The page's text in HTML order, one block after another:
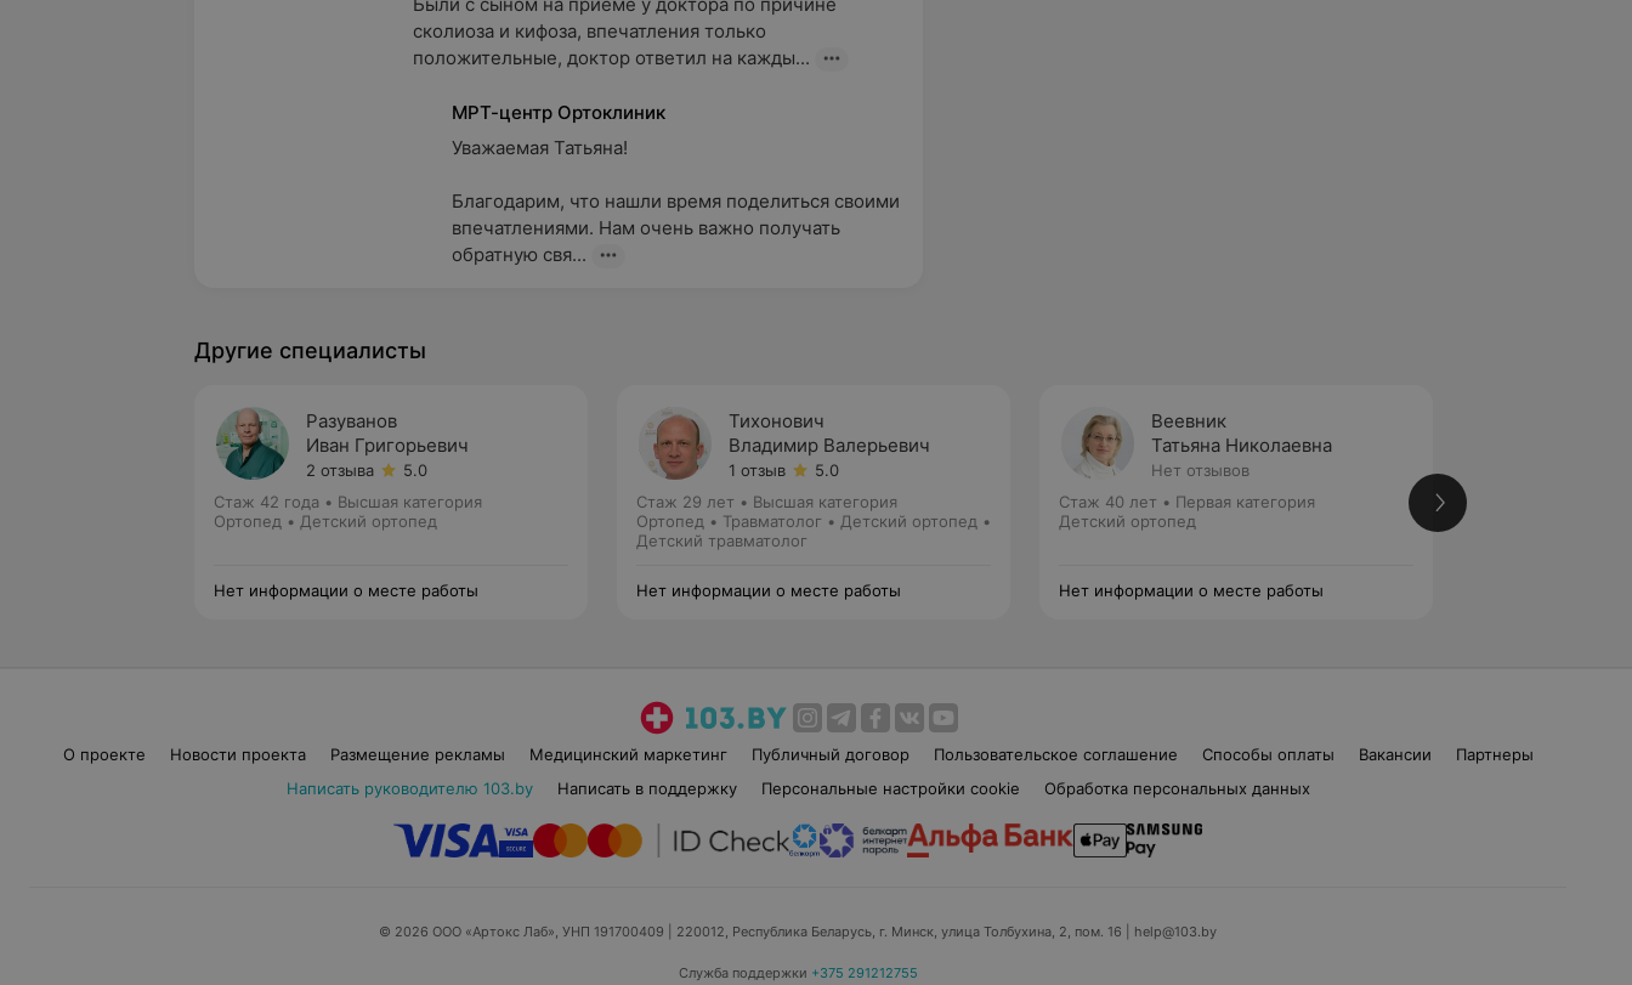
сколиоза и кифоза, впечатления только
положительные, доктор ответил на кажды...
МРТ-центр Ортоклиник
Уважаемая Татьяна!
Благодарим, что нашли время поделиться своими
впечатлениями. Нам очень важно получать
обратную свя...
Другие специалисты
Разуванов
Иван Григорьевич
2 отзыва
5.0
Стаж 42 года • Высшая категория
Ортопед • Детский ортопед
Нет информации о месте работы
Тихонович
Владимир Валерьевич
1 отзыв
5.0
Стаж 29 лет • Высшая категория
Ортопед • Травматолог • Детский ортопед •
Детский травматолог
Нет информации о месте работы
Веевник
Татьяна Николаевна
Нет отзывов
Стаж 40 лет • Первая категория
Детский ортопед
Нет информации о месте работы
О проекте Новости проекта Размещение рекламы Медицинский маркетинг Публичный договор Пользовательское соглашение Способы оплаты Вакансии
Партнеры
Написать руководителю 103.by
Написать в поддержку Персональные настройки cookie Обработка персональных данных
© 2026 ООО «Артокс Лаб», УНП 191700409 | 220012, Республика Беларусь, г. Минск, улица Толбухина, 2, пом. 16 | help@103.by
Служба поддержки +375 291212755